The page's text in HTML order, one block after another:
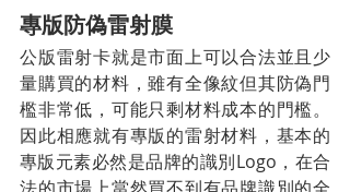
專版防偽雷射膜
公版雷射卡就是市面上可以合法並且少
量購買的材料，雖有全像紋但其防偽門
檻非常低，可能只剩材料成本的門檻。
因此相應就有專版的雷射材料，基本的
專版元素必然是品牌的識別Logo，在合
法的市場上當然買不到有品牌識別的全